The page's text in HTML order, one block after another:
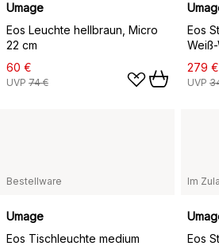
Umage
Eos Leuchte hellbraun, Micro
22 cm
60 €
UVP 74 €
Eos
279 €
UVP
Bestellware
Umage
Eos Tischleuchte medium
Im
Eos